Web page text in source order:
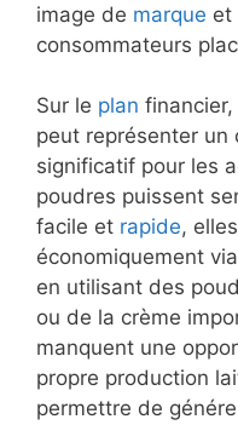
image de marque et
consommateurs
Sur le plan financier,
peut représenter un
significatif pour les
poudres puissent
facile et rapide,
économiquement
en utilisant des
ou de la crème
manquent une
propre production
permettre de